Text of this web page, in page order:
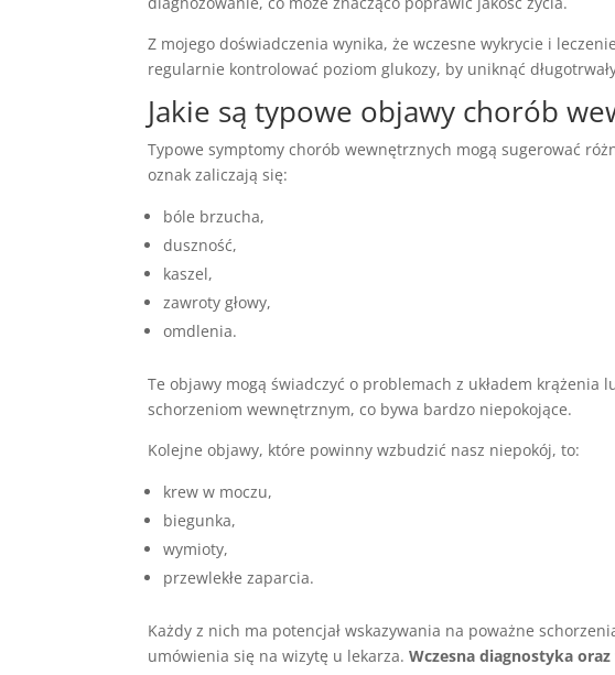
Z mojego doświadczenia wynika, że wczesne wykrycie i
regularnie kontrolować poziom glukozy, by uniknąć
Jakie są typowe objawy chorób
Typowe symptomy chorób wewnętrznych mogą sugerować
oznak zaliczają się:
bóle brzucha,
duszność,
kaszel,
zawroty głowy,
omdlenia.
Te objawy mogą świadczyć o problemach z układem krążenia
schorzeniom wewnętrznym, co bywa bardzo niepokojące.
Kolejne objawy, które powinny wzbudzić nasz niepokój, to:
krew w moczu,
biegunka,
wymioty,
przewlekłe zaparcia.
Każdy z nich ma potencjał wskazywania na poważne
umówienia się na wizytę u lekarza.Wczesna diagnostyka oraz